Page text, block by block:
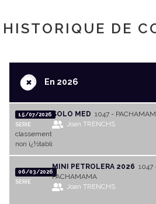
HISTORIQUE DE
+En 2026
15/07/2026
SERIE
SOLO MED 1047 -
Joan TRENCHS
classement
non ï¿½tabli
06/03/2026
SERIE
MINI PETROLERA 2026 1047
PACHAMAMA
Joan TRENCHS